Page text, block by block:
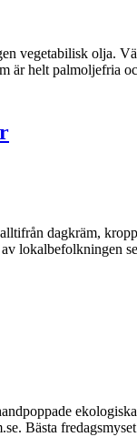
vegetabilisk olja.
är helt palmoljefria
dagkräm,
Bästa